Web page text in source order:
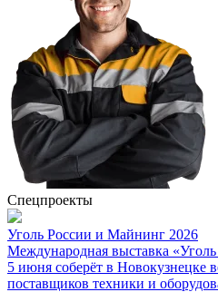
Спецпроекты
Уголь России и Майнинг 2026
Международная выставка
5 июня соберёт в Новокузнецке
поставщиков техники и